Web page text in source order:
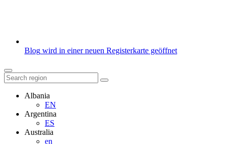
Blog wird in einer neuen Registerkarte geöffnet
Albania
EN
Argentina
ES
Australia
en